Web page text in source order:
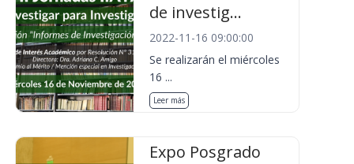
de investig...
2022-11-16 09:00:00
Se realizarán el miércoles
16 ...
Leer más
Expo Posgrado